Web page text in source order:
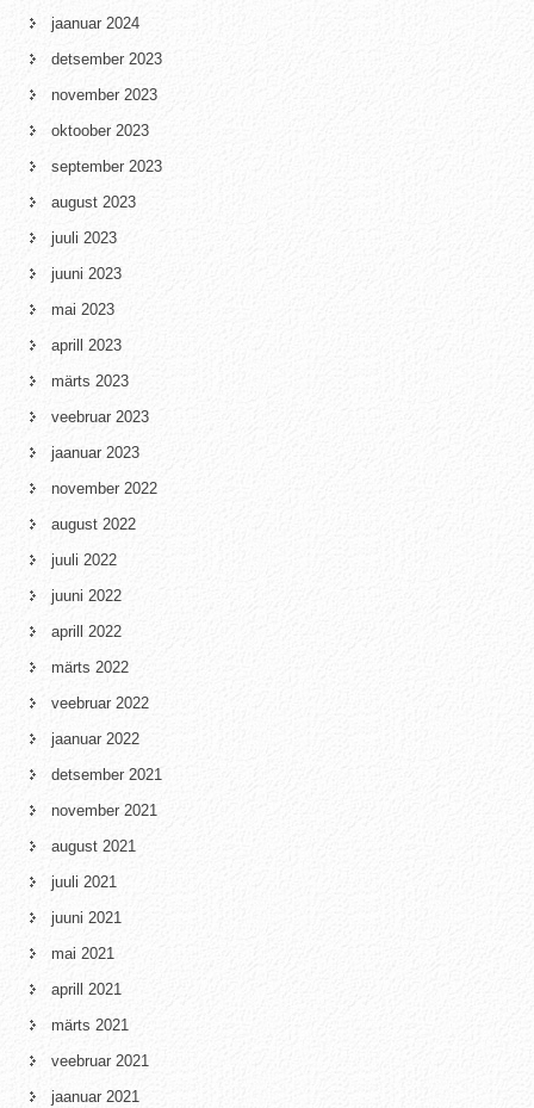
jaanuar 2024
detsember 2023
november 2023
oktoober 2023
september 2023
august 2023
juuli 2023
juuni 2023
mai 2023
aprill 2023
märts 2023
veebruar 2023
jaanuar 2023
november 2022
august 2022
juuli 2022
juuni 2022
aprill 2022
märts 2022
veebruar 2022
jaanuar 2022
detsember 2021
november 2021
august 2021
juuli 2021
juuni 2021
mai 2021
aprill 2021
märts 2021
veebruar 2021
jaanuar 2021